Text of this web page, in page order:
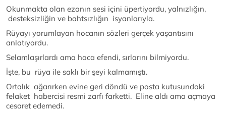
Okunmakta olan ezanın sesi içini üpertiyordu, yalnızlığın,
desteksizliğin ve bahtsızlığın isyanlarıyla.
Rüyayı yorumlayan hocanın sözleri gerçek yaşantısını
anlatıyordu.
Selamlaşırlardı ama hoca efendi, sırlarını bilmiyordu.
İşte, bu rüya ile saklı bir şeyi kalmamıştı.
Ortalık ağarırken evine geri döndü ve posta kutusundaki
felaket habercisi resmi zarfı farketti. Eline aldı ama açmaya
cesaret edemedi.